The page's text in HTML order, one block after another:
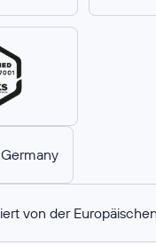
von der